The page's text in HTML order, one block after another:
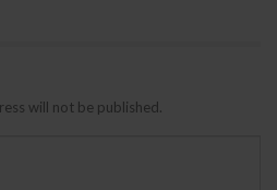
will not be published.